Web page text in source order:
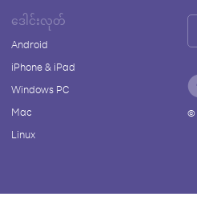
ဒေါင်းလုတ်
Android
iPhone & iPad
Windows PC
Mac
Linux
©